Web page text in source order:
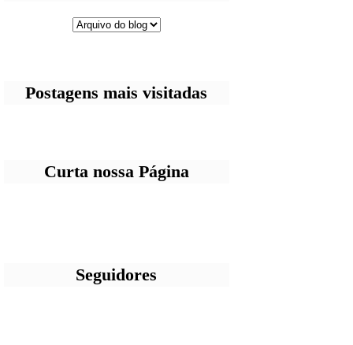
Postagens mais visitadas
Curta nossa Página
Seguidores